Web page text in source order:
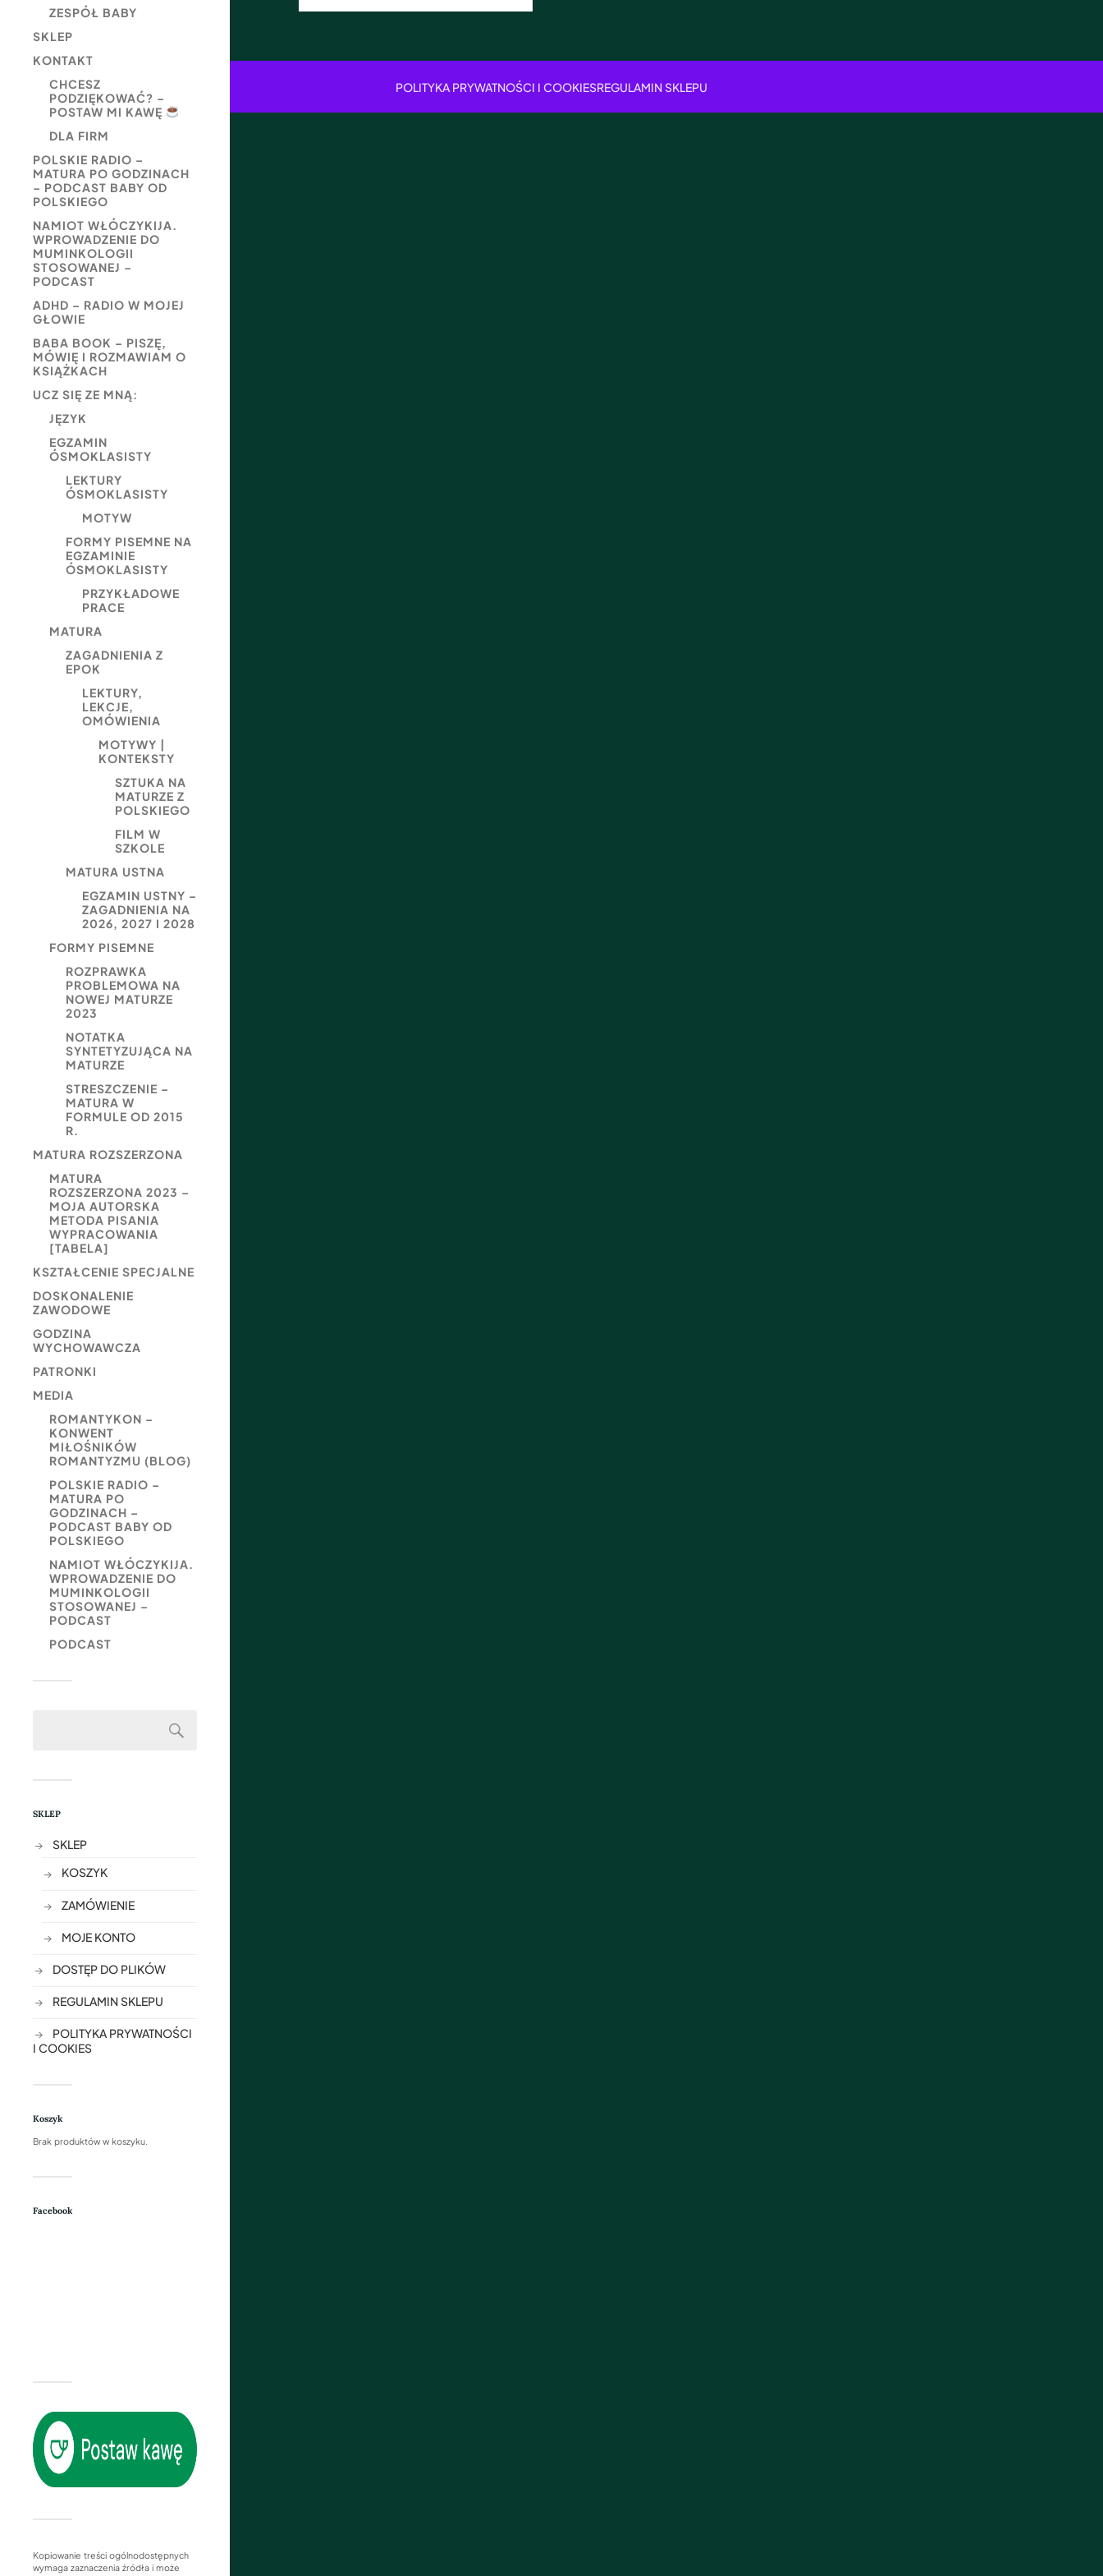
ZESPÓŁ BABY
SKLEP
KONTAKT
CHCESZ
PODZIĘKOWAĆ? –
POSTAW MI KAWĘ
DLA FIRM
POLSKIE RADIO –
MATURA PO GODZINACH
– PODCAST BABY OD
POLSKIEGO
NAMIOT WŁÓCZYKIJA.
WPROWADZENIE DO
MUMINKOLOGII
STOSOWANEJ –
PODCAST
ADHD – RADIO W MOJEJ
GŁOWIE
BABA BOOK – PISZĘ,
MÓWIĘ I ROZMAWIAM O
KSIĄŻKACH
UCZ SIĘ ZE MNĄ:
JĘZYK
EGZAMIN
ÓSMOKLASISTY
LEKTURY
ÓSMOKLASISTY
MOTYW
FORMY PISEMNE NA
EGZAMINIE
ÓSMOKLASISTY
PRZYKŁADOWE
PRACE
MATURA
ZAGADNIENIA Z
EPOK
LEKTURY,
LEKCJE,
OMÓWIENIA
MOTYWY |
KONTEKSTY
SZTUKA NA
MATURZE Z
POLSKIEGO
FILM W
SZKOLE
MATURA USTNA
EGZAMIN USTNY –
ZAGADNIENIA NA
2026, 2027 I 2028
FORMY PISEMNE
ROZPRAWKA
PROBLEMOWA NA
NOWEJ MATURZE
2023
NOTATKA
SYNTETYZUJĄCA NA
MATURZE
STRESZCZENIE –
MATURA W
FORMULE OD 2015
R.
MATURA ROZSZERZONA
MATURA
ROZSZERZONA 2023 –
MOJA AUTORSKA
METODA PISANIA
WYPRACOWANIA
[TABELA]
KSZTAŁCENIE SPECJALNE
DOSKONALENIE
ZAWODOWE
GODZINA
WYCHOWAWCZA
PATRONKI
MEDIA
ROMANTYKON –
KONWENT
MIŁOŚNIKÓW
ROMANTYZMU (BLOG)
POLSKIE RADIO –
MATURA PO
GODZINACH –
PODCAST BABY OD
POLSKIEGO
NAMIOT WŁÓCZYKIJA.
WPROWADZENIE DO
MUMINKOLOGII
STOSOWANEJ –
PODCAST
PODCAST
SKLEP
SKLEP
KOSZYK
ZAMÓWIENIE
MOJE KONTO
DOSTĘP DO PLIKÓW
REGULAMIN SKLEPU
POLITYKA PRYWATNOŚCI
I COOKIES
Koszyk
Brak produktów w koszyku.
Facebook
Kopiowanie treści ogólnodostępnych
wymaga zaznaczenia źródła i może
POLITYKA PRYWATNOŚCI I COOKIESREGULAMIN SKLEPU